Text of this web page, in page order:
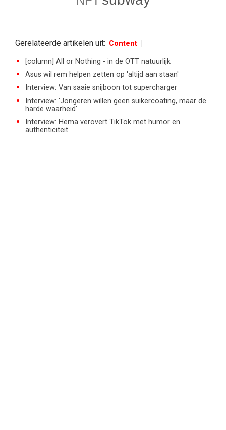
Gerelateerde artikelen uit: Content
[column] All or Nothing - in de OTT natuurlijk
Asus wil rem helpen zetten op 'altijd aan staan'
Interview: Van saaie snijboon tot supercharger
Interview: 'Jongeren willen geen suikercoating, maar de
harde waarheid'
Interview: Hema verovert TikTok met humor en
authenticiteit